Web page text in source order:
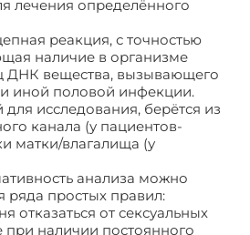
лечения определённого
реакция, с точностью
наличие в организме
ДНК вещества, вызывающего
иной половой инфекции.
исследования, берётся из
канала (у пациентов-
матки/влагалища (у
анализа можно
ряда простых правил:
отказаться от сексуальных
при наличии постоянного